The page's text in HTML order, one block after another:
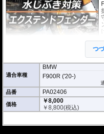
ませんが、取付作業の不備(洗浄、
ません。ビスが付属しているパッケ
ます。ビス止めしていない場合の脱
※写真はイメージです。車種により
す。
つ
適合車種
BMW
F900R ('20-)
品番 PA02406
価格
￥8,000
￥8,800(税込)